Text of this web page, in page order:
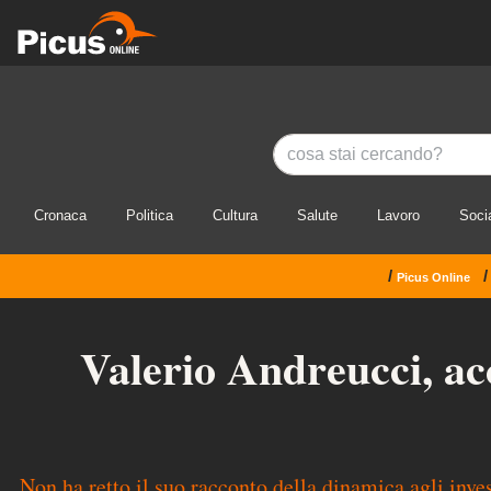
Cronaca Politica Cultura Salute Lavoro
/ Picus Online /
Valerio Andreucci,